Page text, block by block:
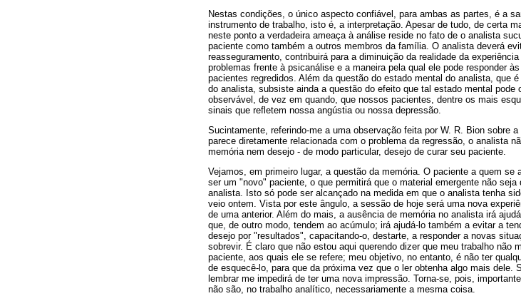
Nestas condições, o único aspecto confiável, para ambas as partes, é a
instrumento de trabalho, isto é, a interpretação. Apesar de tudo, de certa
neste ponto a verdadeira ameaça à análise reside no fato de o analista
paciente como também a outros membros da família. O analista deverá
reasseguramento, contribuirá para a diminuição da realidade da
problemas frente à psicanálise e a maneira pela qual ele pode responder
pacientes regredidos. Além da questão do estado mental do analista, que
do analista, subsiste ainda a questão do efeito que tal estado mental
observável, de vez em quando, que nossos pacientes, dentre os mais
sinais que refletem nossa angústia ou nossa depressão.
Sucintamente, referindo-me a uma observação feita por W. R. Bion sobre
parece diretamente relacionada com o problema da regressão, o analista
memória nem desejo - de modo particular, desejo de curar seu paciente.
Vejamos, em primeiro lugar, a questão da memória. O paciente a quem
ser um "novo" paciente, o que permitirá que o material emergente não
analista. Isto só pode ser alcançado na medida em que o analista tenha
veio ontem. Vista por este ângulo, a sessão de hoje será uma nova
de uma anterior. Além do mais, a ausência de memória no analista irá
que, de outro modo, tendem ao acúmulo; irá ajudá-lo também a evitar a
desejo por "resultados", capacitando-o, destarte, a responder a novas
sobrevir. É claro que não estou aqui querendo dizer que meu trabalho
paciente, aos quais ele se refere; meu objetivo, no entanto, é não ter
de esquecê-lo, para que da próxima vez que o ler obtenha algo mais
lembrar me impedirá de ter uma nova impressão. Torna-se, pois,
não são, no trabalho analítico, necessariamente a mesma coisa.